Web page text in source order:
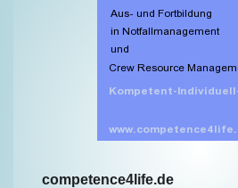
competence4life.de